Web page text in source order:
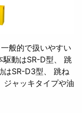
般的で扱いやすい
駆動はSR-D型、 跳
はSR-D3型、 跳ね
ジャッキタイプや油